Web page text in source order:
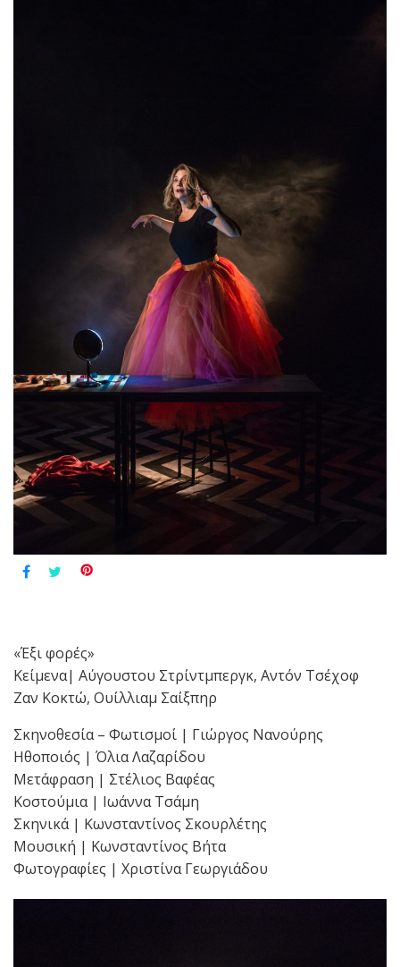
«Έξι φορές»
Κείμενα| Αύγουστου Στρίντμπεργκ, Αντόν Τσέχοφ
Ζαν Κοκτώ, Ουίλλιαμ Σαίξπηρ
Σκηνοθεσία – Φωτισμοί | Γιώργος Νανούρης
Ηθοποιός | Όλια Λαζαρίδου
Μετάφραση | Στέλιος Βαφέας
Κοστούμια | Ιωάννα Τσάμη
Σκηνικά | Κωνσταντίνος Σκουρλέτης
Μουσική | Κωνσταντίνος Βήτα
Φωτογραφίες | Χριστίνα Γεωργιάδου